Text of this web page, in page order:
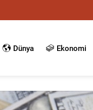
Dünya Ekonomi